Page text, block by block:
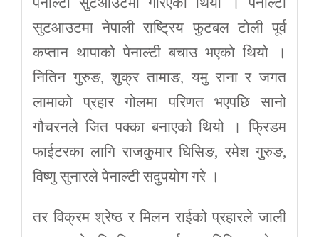
सुटआउटमा नेपाली राष्ट्रिय फुटबल टोली पूर्व
कप्तान थापाको पेनाल्टी बचाउ भएको थियो ।
नितिन गुरुङ, शुक्र तामाङ, यमु राना र जगत
लामाको प्रहार गोलमा परिणत भएपछि सानो
गौचरनले जित पक्का बनाएको थियो । फ्रिडम
फाईटरका लागि राजकुमार घिसिङ, रमेश गुरुङ,
विष्णु सुनारले पेनाल्टी सदुपयोग गरे ।
तर विक्रम श्रेष्ठ र मिलन राईको प्रहारले जाली